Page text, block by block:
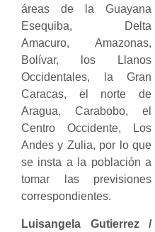
áreas de la Guayana
Esequiba, Delta
Amacuro, Amazonas,
Bolívar, los Llanos
Occidentales, la Gran
Caracas, el norte de
Aragua, Carabobo, el
Centro Occidente, Los
Andes y Zulia, por lo que
se insta a la población a
tomar las previsiones
correspondientes.
Luisangela Gutierrez /